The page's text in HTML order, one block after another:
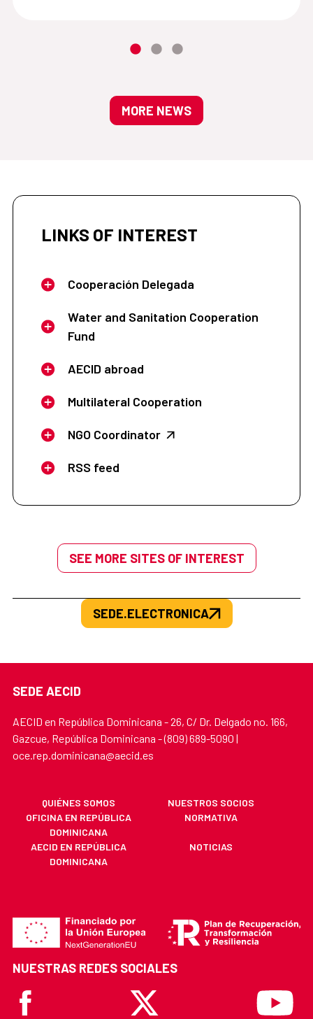
MORE NEWS
LINKS OF INTEREST
Cooperación Delegada
Water and Sanitation Cooperation
Fund
AECID abroad
Multilateral Cooperation
NGO Coordinator
RSS feed
SEE MORE SITES OF INTEREST
SEDE.ELECTRONICA
SEDE AECID
AECID en República Dominicana - 26, C/ Dr. Delgado no. 166,
Gazcue, República Dominicana - (809) 689-5090 |
oce.rep.dominicana@aecid.es
QUIÉNES SOMOS
NUESTROS SOCIOS
OFICINA EN REPÚBLICA
DOMINICANA
NORMATIVA
AECID EN REPÚBLICA
DOMINICANA
NOTICIAS
NUESTRAS REDES SOCIALES
Facebook
X Youtube